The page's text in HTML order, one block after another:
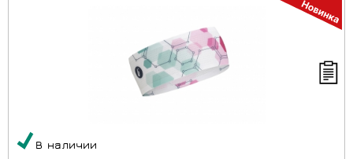
В наличии